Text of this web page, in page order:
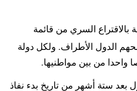
بالاقتراع السري من قائمة
الدول الأطراف. ولكل دولة
من بين مواطنيها.
بعد ستة أشهر من تاريخ بدء نفاذ